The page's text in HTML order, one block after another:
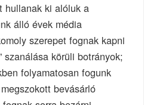
hullanak ki alóluk a
álló évek média
szerepet fognak kapni
szanálása körüli botrányok;
folyamatosan fogunk
bevásárló